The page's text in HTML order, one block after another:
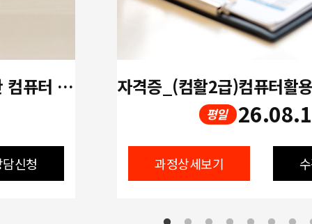
[개강확정!! 오후] 중장년을 위한 컴퓨터 활용 실무(한글,엑셀,파워포인트)
신청
평일
과정상세보기